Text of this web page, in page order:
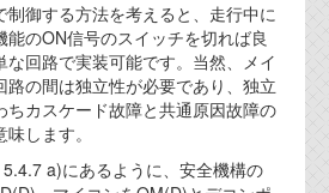
ーム
制御する方法を考えると、走行中に
能のON信号のスイッチを切れば良
な回路で実装可能です。当然、メイ
路の間は独立性が必要であり、独立
ちカスケード故障と共通原因故障の
します。
a)にあるように、安全機構の